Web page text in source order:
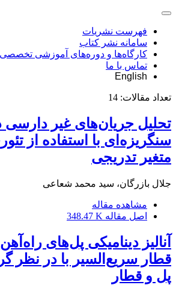
فهرست نشریات
سامانه نشر کتاب
کارگاه‌ها و دوره‌های آموزشی تخصصی
تماس با ما
English
تعداد مقالات: 14
تحلیل جریان‌های غیر دارسی
سنگریزه‌ای با استفاده از
متغیر تدریجی
جلال بازرگان، سید محمد شعاعی
مشاهده مقاله
اصل مقاله 348.47 K
آنالیز دینامیکی پل‌های
قطار سریع‌السیر با در نظر
پل و قطار